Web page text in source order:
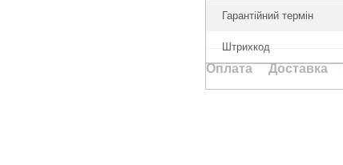
Гарантійний термін
Штрихкод
Оплата Доставка